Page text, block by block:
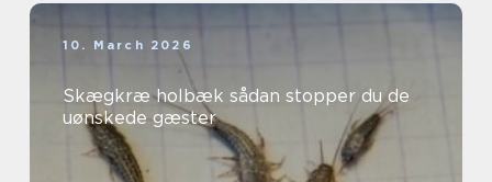
10. March 2026
Skægkræ holbæk sådan stopper du de
uønskede gæster